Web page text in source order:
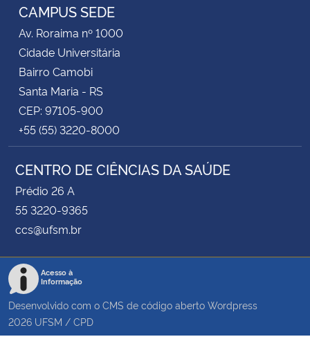
CAMPUS SEDE
Av. Roraima nº 1000
Cidade Universitária
Bairro Camobi
Santa Maria - RS
CEP: 97105-900
+55 (55) 3220-8000
CENTRO DE CIÊNCIAS DA SAÚDE
Prédio 26 A
55 3220-9365
ccs@ufsm.br
Acesso à
Informação
Desenvolvido com o CMS de código aberto Wordpress
2026 UFSM / CPD